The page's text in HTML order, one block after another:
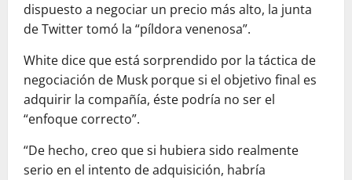
dispuesto a negociar un precio más alto, la junta
de Twitter tomó la “píldora venenosa”.
White dice que está sorprendido por la táctica de
negociación de Musk porque si el objetivo final es
adquirir la compañía, éste podría no ser el
“enfoque correcto”.
“De hecho, creo que si hubiera sido realmente
serio en el intento de adquisición, habría